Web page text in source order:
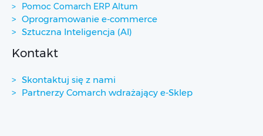
Pomoc Comarch ERP Altum
Oprogramowanie e-commerce
Sztuczna Inteligencja (AI)
Kontakt
Skontaktuj się z nami
Partnerzy Comarch wdrażający e-Sklep